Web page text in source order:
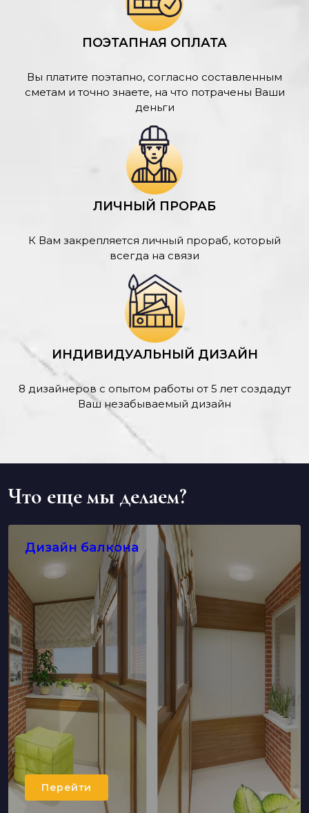
ПОЭТАПНАЯ ОПЛАТА
Вы платите поэтапно, согласно составленным
сметам и точно знаете, на что потрачены Ваши
деньги
ЛИЧНЫЙ ПРОРАБ
К Вам закрепляется личный прораб, который
всегда на связи
ИНДИВИДУАЛЬНЫЙ ДИЗАЙН
8 дизайнеров с опытом работы от 5 лет создадут
Ваш незабываемый дизайн
Что еще мы делаем?
Дизайн балкона
Перейти